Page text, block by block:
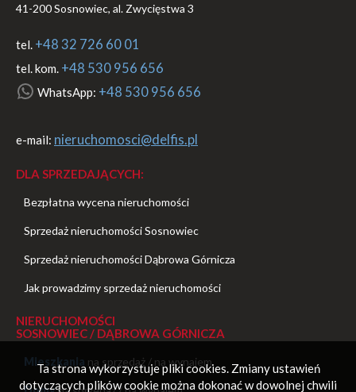
41-200 Sosnowiec, al. Zwycięstwa 3
tel. +48 32 726 60 01
tel. kom. +48 530 956 656
WhatsApp: +48 530 956 656
e-mail: nieruchomosci@delfis.pl
DLA SPRZEDAJĄCYCH:
Bezpłatna wycena nieruchomości
Sprzedaż nieruchomości Sosnowiec
Sprzedaż nieruchomości Dąbrowa Górnicza
Jak prowadzimy sprzedaż nieruchomości
NIERUCHOMOŚCI
SOSNOWIEC / DĄBROWA GÓRNICZA
Mieszkania na sprzedaż /na wynajem
Ta strona wykorzystuje pliki cookies. Zmiany ustawień
dotyczących plików cookie można dokonać w dowolnej chwili